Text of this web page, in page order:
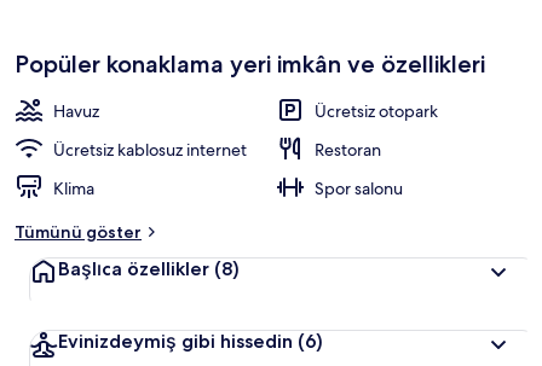
Popüler konaklama yeri imkân ve özellikleri
Havuz
Ücretsiz otopark
Ücretsiz kablosuz internet
Restoran
Klima
Spor salonu
Tümünü göster
Başlıca özellikler (8)
Evinizdeymiş gibi hissedin (6)